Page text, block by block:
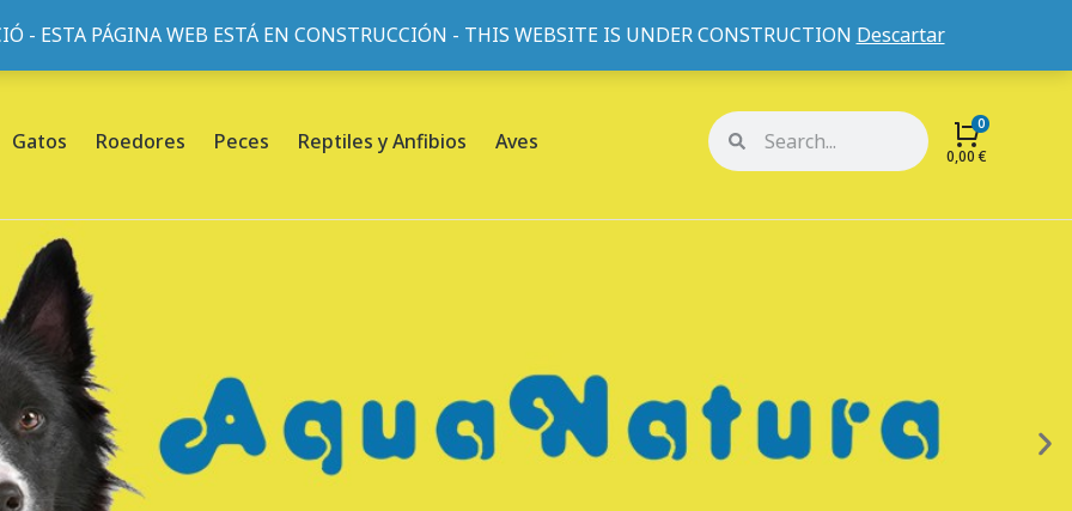
- ESTA PÁGINA WEB ESTÁ EN CONSTRUCCIÓN - THIS WEBSITE IS UNDER CONSTRUCTION Descartar
45, L'Eixample, 08013 Barcelona |Sobre nosotros Mi cuenta Mis pedidos
Gatos Roedores Peces Reptiles y Anfibios Aves
0,00€